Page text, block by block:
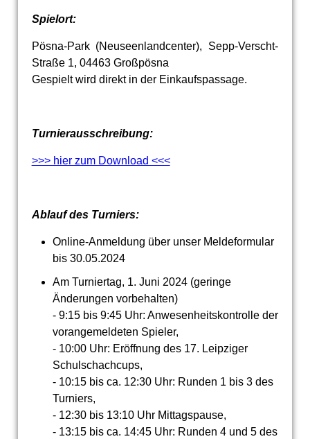
Spielort:
Pösna-Park (Neuseenlandcenter), Sepp-Verscht-
Straße 1, 04463 Großpösna
Gespielt wird direkt in der Einkaufspassage.
Turnierausschreibung:
>>> hier zum Download <<<
Ablauf des Turniers:
Online-Anmeldung über unser Meldeformular
bis 30.05.2024
Am Turniertag, 1. Juni 2024 (geringe
Änderungen vorbehalten)
- 9:15 bis 9:45 Uhr: Anwesenheitskontrolle der
vorangemeldeten Spieler,
- 10:00 Uhr: Eröffnung des 17. Leipziger
Schulschachcups,
- 10:15 bis ca. 12:30 Uhr: Runden 1 bis 3 des
Turniers,
- 12:30 bis 13:10 Uhr Mittagspause,
- 13:15 bis ca. 14:45 Uhr: Runden 4 und 5 des